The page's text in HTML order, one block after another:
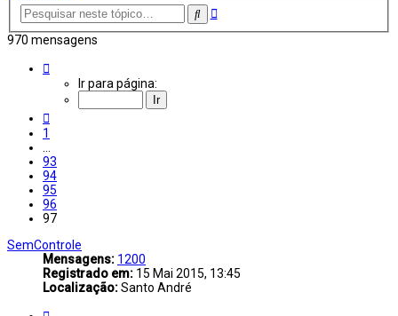
Pesquisar
Pesquisa
970 mensagens
Ir para página:
1
…
93
94
95
96
97
SemControle
Mensagens: 1200
Registrado em: 15 Mai 2015, 13:45
Localização:Santo André